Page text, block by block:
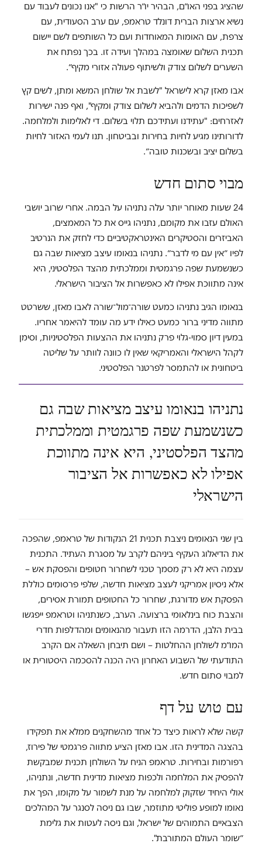
שהציג בפני האו״ם, הבהיר יו״ר הרשות כי "אנו נכונים לעבוד עם
נשיא ארצות הברית דונלד טראמפ, עם ערב הסעודית, עם
צרפת, עם האומות המאוחדות ועם כל השותפים לשם יישום
תכנית השלום שאומצה במהלך ועידה זו. בכך נפתח את
השערים לשלום צודק ולשיתוף פעולה אזורי מקיף״.
אבו מאזן קרא לישראל "לשבת אל שולחן המשא ומתן, לשים קץ
לשפיכות הדמים ולהביא לשלום צודק ומקיף", ואף פנה ישירות
לאזרחים: "עתידנו ועתידכם תלוי בשלום. די לאלימות ולמלחמה.
לדורותינו מגיע לחיות בחירות ובביטחון. תנו לעמי האזור לחיות
בשלום יציב ובשכנות טובה״.
מבוי סתום חדש
24 שעות מאוחר יותר עלה נתניהו על הבמה. אחרי שרוב יושבי
האולם עזבו את מקומם, נתניהו גייס את כל המאמצים,
האביזרים והסטיקרים האינטראקטיביים כדי לחזק את הנרטיב
לפיו ״אין עם מי לדבר״. נתניהו בנאומו עיצב מציאות שבה גם
כשנשמעת שפה פרגמטית וממלכתית מהצד הפלסטיני, היא
אינה מתווכת אפילו לא כאפשרות אל הציבור הישראלי.
בנאומו הגיב נתניהו כמעט שורה־מול־שורה לאבו מאזן, ששרטט
מתווה מדיני ברור כמעט כאילו ידע מה עומד להיאמר אחריו.
במעין דיון סמוי-גלוי פרק נתניהו את ההצעות הפלסטיניות, וסימן
לקהל הישראלי והאמריקאי שאין לו כוונה לוותר על שליטה
ביטחונית או להתמסר לפרטנר הפלסטיני.
נתניהו בנאומו עיצב מציאות שבה גם
כשנשמעת שפה פרגמטית וממלכתית
מהצד הפלסטיני, היא אינה מתווכת
אפילו לא כאפשרות אל הציבור
הישראלי
בין שני הנאומים ניצבת תכנית 21 הנקודות של טראמפ, שהפכה
את הדיאלוג העקיף ביניהם לקרב על מסגרת העתיד. התכנית
עצמה היא לא רק מסמך טכני לשחרור חטופים והפסקת אש –
אלא ניסיון אמריקני לעצב מציאות חדשה, שלפי פרסומים כוללת
הפסקת אש מדורגת, שחרור כל החטופים תמורת אסירים,
והצבת כוח בינלאומי ברצועה. הערב, כשנתניהו וטראמפ ייפגשו
בבית הלבן, הדרמה הזו תעבור מהנאומים ומהדלפות חדרי
המו״מ לשולחן ההחלטות – ושם תיבחן השאלה אם הקרב
התודעתי של השבוע האחרון היה הכנה להסכמה היסטורית או
למבוי סתום חדש.
עם טוש על דף
קשה שלא לראות כיצד כל אחד מהשחקנים ממלא את תפקידו
בהצגה המדינית הזו. אבו מאזן הציע מתווה פרגמטי של פירוז,
רפורמות ובחירות. טראמפ הניח על השולחן תכנית שמבקשת
להפסיק את המלחמה ולכפות מציאות מדינית חדשה, ונתניהו,
אולי היחיד שזקוק למלחמה על מנת לשמור על מקומו, הפך את
נאומו למופע פוליטי מתוזמר, שבו גם ניסה לסנגר על המהלכים
הצבאיים התמוהים של ישראל, וגם ניסה לעטות את גלימת
״שומר העולם המתורבת".